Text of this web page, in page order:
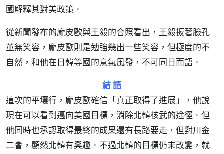
國解釋其對美政策。
從新聞發布的龐皮歐與王毅的合照看出，王毅扳著臉孔
並無笑容，龐皮歐則是勉強幾出一些笑容，但極度的不
自然，和他在日韓等國的意氣風發，不可同日而語。
結 語
這次的平壤行，龐皮歐確信「真正取得了進展」，他說
現在可以看到邁向美國目標，消除北韓核武的途徑。但
他同時也承認取得最終的成果還有長路要走，但對川金
二會，顯然北韓有興趣。不過北韓的目標仍未改變，就